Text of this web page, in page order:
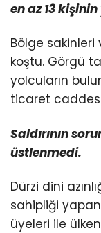
en az 13 kişinin
Bölge
koştu. Görgü
yolcuların
ticaret
Saldırının
üstlenmedi.
Dürzi dini
sahipliği
üyeleri ile